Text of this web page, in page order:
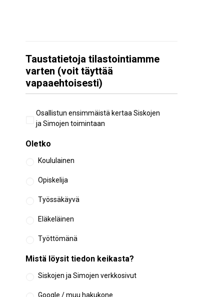
Taustatietoja tilastointiamme
varten (voit täyttää
vapaaehtoisesti)
Aiempi
osallistuminen
Osallistun ensimmäistä kertaa Siskojen
ja Simojen toimintaan
Oletko
Koululainen
Opiskelija
Työssäkäyvä
Eläkeläinen
Työttömänä
Mistä löysit tiedon keikasta?
Siskojen ja Simojen verkkosivut
Google / muu hakukone